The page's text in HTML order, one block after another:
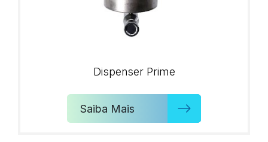
Dispenser Prime
Saiba Mais